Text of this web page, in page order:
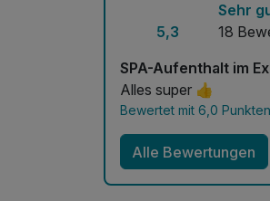
5,3
Sehr
18
SPA-Aufenthalt im
Alles super 👍
Bewertet mit 6,0 Punkten
Alle Bewertungen